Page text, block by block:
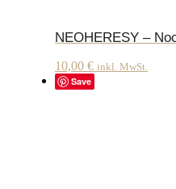
NEOHERESY –
10,00 € inkl. MwSt.
Save